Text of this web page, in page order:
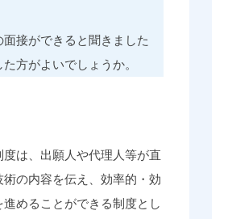
接ができると聞きました
方がよいでしょうか。
は、出願人や代理人等が直
術の内容を伝え、効率的・効
めることができる制度とし